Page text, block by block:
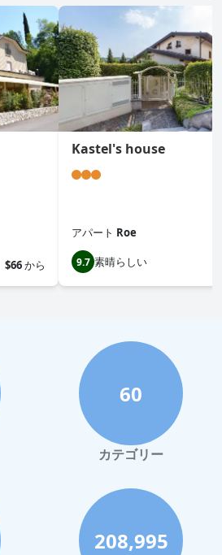
$66から
Kastel's house
アパート Roe
9.7 素晴らしい
60
カテゴリー
208,995